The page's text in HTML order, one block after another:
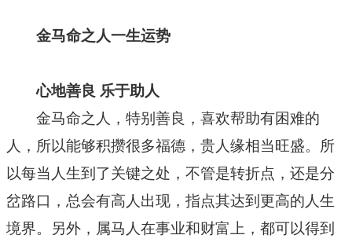
金马命之人一生运势
心地善良 乐于助人
金马命之人，特别善良，喜欢帮助有困难的
人，所以能够积攒很多福德，贵人缘相当旺盛。所
以每当人生到了关键之处，不管是转折点，还是分
岔路口，总会有高人出现，指点其达到更高的人生
境界。另外，属马人在事业和财富上，都可以得到